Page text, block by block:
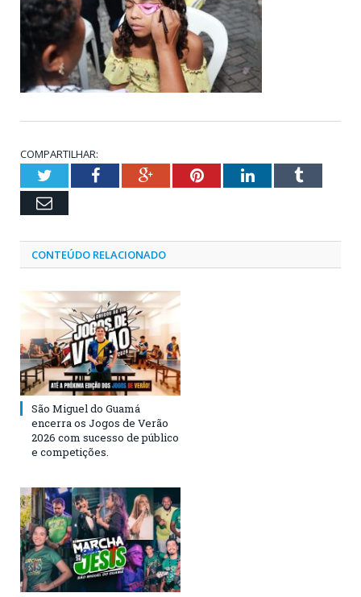
COMPARTILHAR:
TwitterFacebookGoogle+PinterestLinkedInTumblr
Email
CONTEÚDO RELACIONADO
São Miguel do Guamá
encerra os Jogos de Verão
2026 com sucesso de público
e competições.